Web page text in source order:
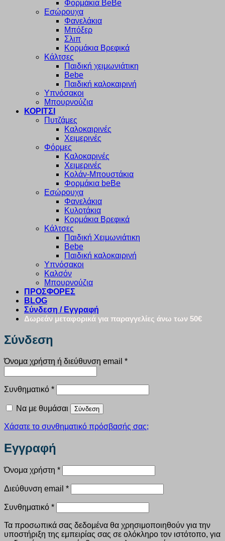
Φορμάκια BeBe
Εσώρουχα
Φανελάκια
Μπόξερ
Σλιπ
Κορμάκια Βρεφικά
Κάλτσες
Παιδική χειμωνιάτικη
Bebe
Παιδική καλοκαιρινή
Υπνόσακοι
Μπουρνούζια
ΚΟΡΙΤΣΙ
Πυτζάμες
Καλοκαιρινές
Χειμερινές
Φόρμες
Καλοκαρινές
Χειμερινές
Κολάν-Μπουστάκια
Φορμάκια beBe
Εσώρουχα
Φανελάκια
Κυλοτάκια
Κορμάκια Βρεφικά
Κάλτσες
Παιδική Χειμωνιάτικη
Bebe
Παιδική καλοκαιρινή
Υπνόσακοι
Καλσόν
Μπουρνούζια
ΠΡΟΣΦΟΡΕΣ
BLOG
Σύνδεση / Εγγραφή
Δωρεάν μεταφορικά για παραγγελίες άνω των 50€
Σύνδεση
Όνομα χρήστη ή διεύθυνση email *Απαιτείται
Συνθηματικό *Απαιτείται
Να με θυμάσαι Σύνδεση
Χάσατε το συνθηματικό πρόσβασής σας;
Εγγραφή
Όνομα χρήστη *Απαιτείται
Διεύθυνση email *Απαιτείται
Συνθηματικό *Απαιτείται
Τα προσωπικά σας δεδομένα θα χρησιμοποιηθούν για την
υποστήριξη της εμπειρίας σας σε ολόκληρο τον ιστότοπο, για